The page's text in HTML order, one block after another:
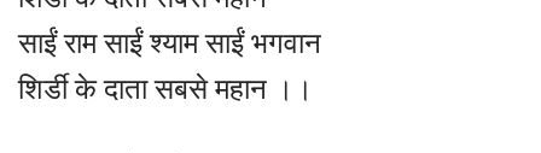
साईं राम साईं श्याम साईं भगवान
शिर्डी के दाता सबसे महान ।।